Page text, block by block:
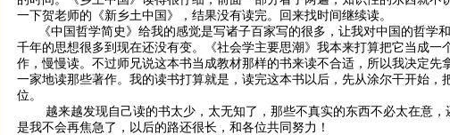
一下贺老师的《新乡土中国》，结果没有读完。回来找时间继续读。
《中国哲学简史》给我的感觉是写诸子百家写的很多，让我对中国的哲学
千年的思想很多到现在还没有变。《社会学主要思潮》我本来打算把它当成一
作，慢慢读。不过师兄说这本书当成教材那样的书来读不合适，所以我决定先
一家地读那些著作。我的读书打算就是，读完这本书以后，先从涂尔干开始，
位。
越来越发现自己读的书太少，太无知了，那些不真实的东西不必太在意，
是我不会再焦急了，以后的路还很长，和各位共同努力！